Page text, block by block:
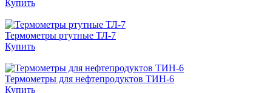
Купить
Термометры ртутные ТЛ-7
Купить
Термометры для нефтепродуктов ТИН-6
Купить